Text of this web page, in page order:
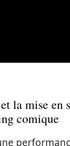
la mise en
comique